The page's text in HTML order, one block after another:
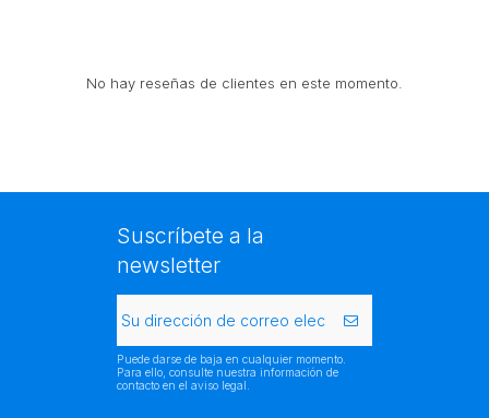
No hay reseñas de clientes en este momento.
Suscríbete a la
newsletter
Puede darse de baja en cualquier momento.
Para ello, consulte nuestra información de
contacto en el aviso legal.